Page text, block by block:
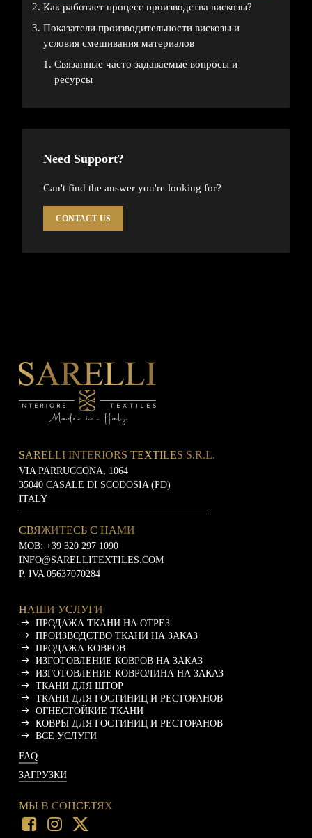
Как работает процесс производства вискозы?
Показатели производительности вискозы и
условия смешивания материалов
Связанные часто задаваемые вопросы и
ресурсы
Need Support?
Can't find the answer you're looking for?
CONTACT US
SARELLI INTERIORS TEXTILES S.R.L.
VIA PARRUCCONA, 1064
35040 CASALE DI SCODOSIA (PD)
ITALY
СВЯЖИТЕСЬ С НАМИ
MOB: +39 320 297 1090
INFO@SARELLITEXTILES.COM
P. IVA 05637070284
НАШИ УСЛУГИ
ПРОДАЖА ТКАНИ НА ОТРЕЗ
ПРОИЗВОДСТВО ТКАНИ НА ЗАКАЗ
ПРОДАЖА КОВРОВ
ИЗГОТОВЛЕНИЕ КОВРОВ НА ЗАКАЗ
ИЗГОТОВЛЕНИЕ КОВРОЛИНА НА ЗАКАЗ
ТКАНИ ДЛЯ ШТОР
ТКАНИ ДЛЯ ГОСТИНИЦ И РЕСТОРАНОВ
ОГНЕСТОЙКИЕ ТКАНИ
КОВРЫ ДЛЯ ГОСТИНИЦ И РЕСТОРАНОВ
ВСЕ УСЛУГИ
FAQ
ЗАГРУЗКИ
МЫ В СОЦСЕТЯХ